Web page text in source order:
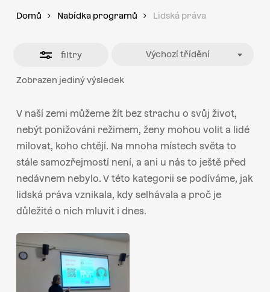
Domů Nabídka programů Lidská práva
filtry
Zobrazen jediný výsledek
Výchozí třídění
V naší zemi můžeme žít bez strachu o svůj život,
nebýt ponižováni režimem, ženy mohou volit a lidé
milovat, koho chtějí. Na mnoha místech světa to
stále samozřejmostí není, a ani u nás to ještě před
nedávnem nebylo. V této kategorii se podíváme, jak
lidská práva vznikala, kdy selhávala a proč je
důležité o nich mluvit i dnes.